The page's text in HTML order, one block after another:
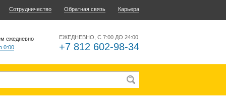
Сотрудничество Обратная связь Карьера
ЕЖЕДНЕВНО, С 7:00 ДО 24:00
+7 812 602-98-34
ежедневно
0:00